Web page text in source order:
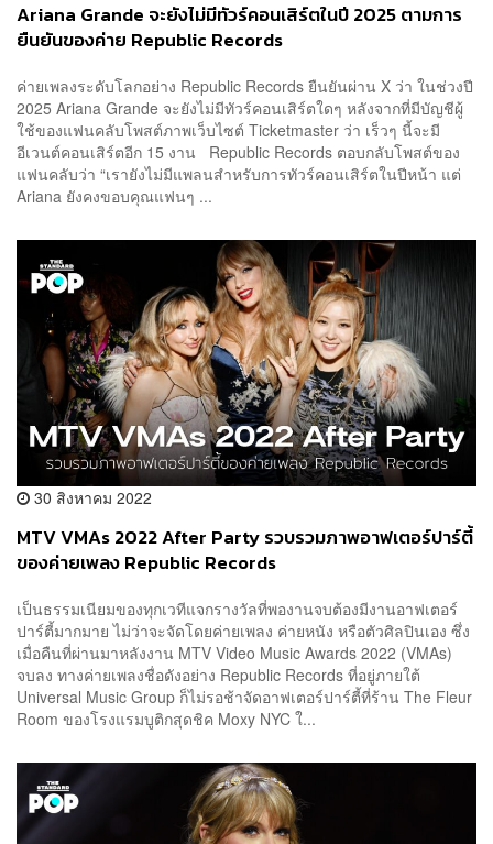
Ariana Grande จะยังไม่มีทัวร์คอนเสิร์ตในปี 2025 ตามการ
ยืนยันของค่าย Republic Records
ค่ายเพลงระดับโลกอย่าง Republic Records ยืนยันผ่าน X ว่า ในช่วงปี
2025 Ariana Grande จะยังไม่มีทัวร์คอนเสิร์ตใดๆ หลังจากที่มีบัญชีผู้
ใช้ของแฟนคลับโพสต์ภาพเว็บไซต์ Ticketmaster ว่า เร็วๆ นี้จะมี
อีเวนต์คอนเสิร์ตอีก 15 งาน Republic Records ตอบกลับโพสต์ของ
แฟนคลับว่า “เรายังไม่มีแพลนสำหรับการทัวร์คอนเสิร์ตในปีหน้า แต่
Ariana ยังคงขอบคุณแฟนๆ ...
30 สิงหาคม 2022
MTV VMAs 2022 After Party รวบรวมภาพอาฟเตอร์ปาร์ตี้
ของค่ายเพลง Republic Records
เป็นธรรมเนียมของทุกเวทีแจกรางวัลที่พองานจบต้องมีงานอาฟเตอร์
ปาร์ตี้มากมาย ไม่ว่าจะจัดโดยค่ายเพลง ค่ายหนัง หรือตัวศิลปินเอง ซึ่ง
เมื่อคืนที่ผ่านมาหลังงาน MTV Video Music Awards 2022 (VMAs)
จบลง ทางค่ายเพลงชื่อดังอย่าง Republic Records ที่อยู่ภายใต้
Universal Music Group ก็ไม่รอช้าจัดอาฟเตอร์ปาร์ตี้ที่ร้าน The Fleur
Room ของโรงแรมบูติกสุดชิค Moxy NYC ใ...